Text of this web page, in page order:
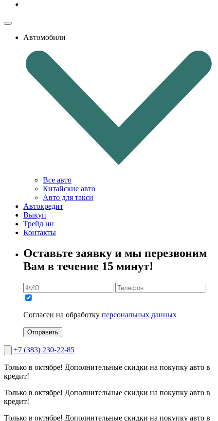
Автомобили
Все авто
Китайские авто
Авто для такси
Автокредит
Выкуп
Трейд ин
Контакты
Оставьте заявку и мы перезвоним
Вам в течение 15 минут!
Согласен на обработку персональных данных
Отправить
+7 (383) 230-22-85
Только в октябре! Дополнительные скидки на покупку авто в
кредит!
Только в октябре! Дополнительные скидки на покупку авто в
кредит!
Только в октябре! Дополнительные скидки на покупку авто в